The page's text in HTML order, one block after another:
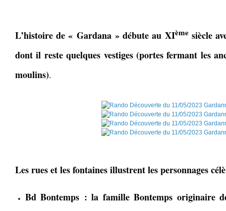
L’histoire de « Gardana » débute au XIèmesiècle
dont il reste quelques vestiges (portes fermant les
moulins).
Les rues et les fontaines illustrent les personnages
Bd Bontemps : la famille Bontemps originaire